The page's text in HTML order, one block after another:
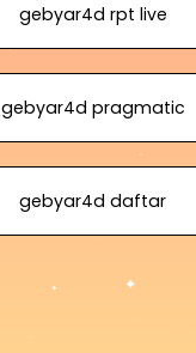
gebyar4d rpt live
gebyar4d pragmatic
gebyar4d daftar